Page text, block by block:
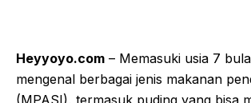
Heyyoyo.com – Memasuki usia 7
mengenal berbagai jenis makanan